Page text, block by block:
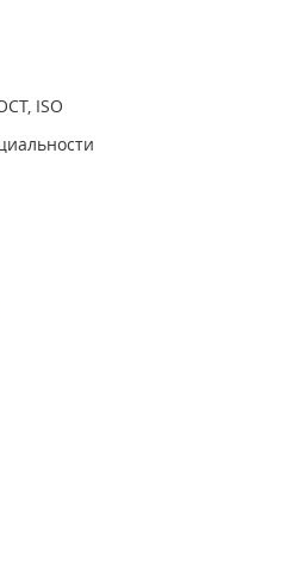
ISO